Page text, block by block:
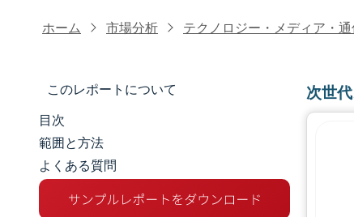
ホーム 市場分析 テクノロジー・メディア・
このレポートについて
市場規模とシェア
市場分析
トレンドとインサイト
目次
範囲と方法
よくある質問
次世